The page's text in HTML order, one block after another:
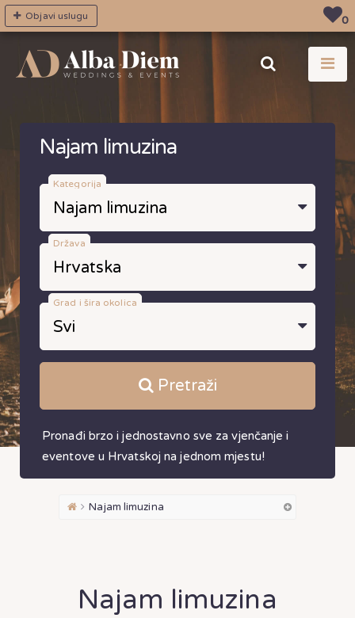
Objavi uslugu 0
Najam limuzina
Kategorija
Država
Grad i šira okolica
Pretraži
Pronađi brzo i jednostavno sve za vjenčanje i
eventove u Hrvatskoj na jednom mjestu!
Najam limuzina
Najam limuzina